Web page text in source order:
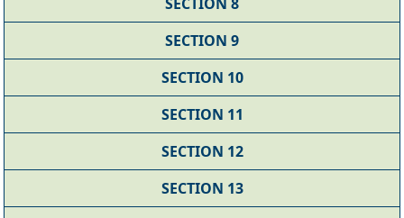
SECTION 9
SECTION 10
SECTION 11
SECTION 12
SECTION 13